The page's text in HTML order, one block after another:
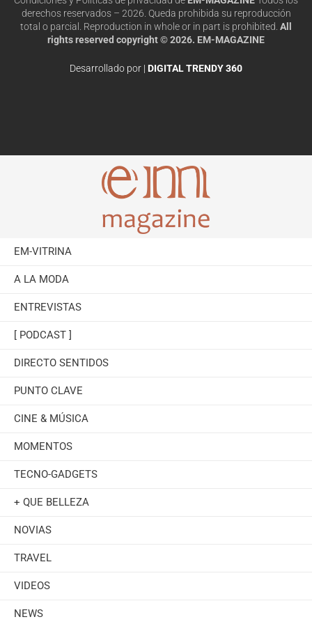
derechos reservados – 2026. Queda prohibida su reproducción
total o parcial. Reproduction in whole or in part is prohibited. All
rights reserved copyright © 2026. EM-MAGAZINE
Desarrollado por | DIGITAL TRENDY 360
EM-VITRINA
A LA MODA
ENTREVISTAS
[ PODCAST ]
DIRECTO SENTIDOS
PUNTO CLAVE
CINE & MÚSICA
MOMENTOS
TECNO-GADGETS
+ QUE BELLEZA
NOVIAS
TRAVEL
VIDEOS
NEWS